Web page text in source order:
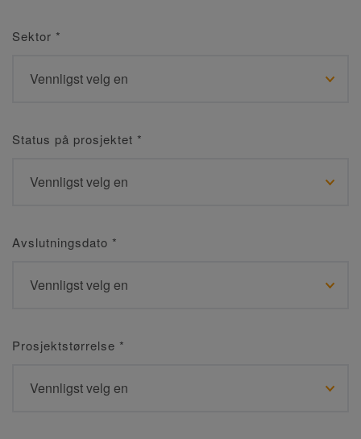
Sektor *
Status på prosjektet *
Avslutningsdato *
Prosjektstørrelse *